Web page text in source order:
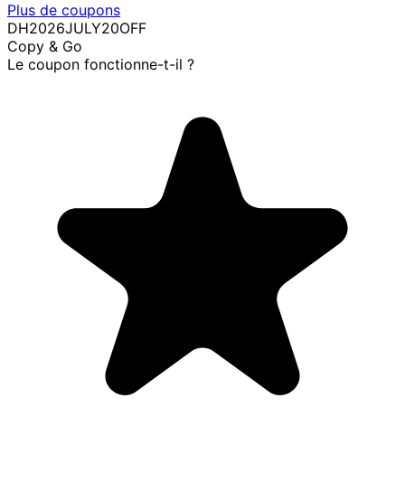
Plus de coupons
DH2026JULY20OFF
Copy & Go
Le coupon fonctionne-t-il ?